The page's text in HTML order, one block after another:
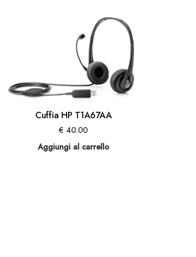
Cuffia HP T1A67AA
€ 40.00
Aggiungi al carrello